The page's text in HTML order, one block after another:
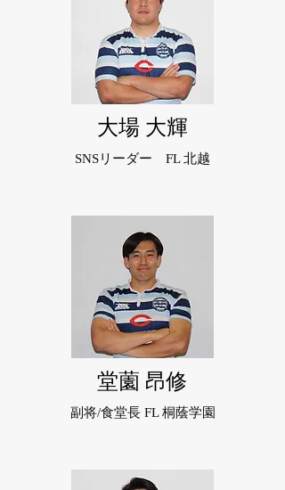
大場 大輝
SNSリーダー FL 北越
堂薗 昂修
副将/食堂長 FL 桐蔭学園